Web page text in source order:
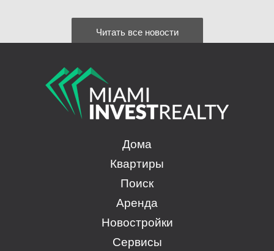
Читать все новости
Дома
Квартиры
Поиск
Аренда
Новостройки
Сервисы